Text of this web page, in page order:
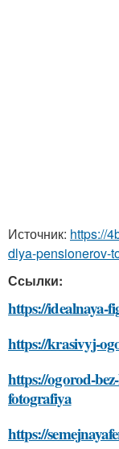
Источник: https://
dlya-pensionerov-
Ссылки:
https://idealnaya-
https://krasivyj-
https://ogorod-
fotografiya
https://